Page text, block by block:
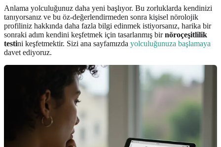
Anlama yolculuğunuz daha yeni başlıyor. Bu zorluklarda kendinizi
tanıyorsanız ve bu öz-değerlendirmeden sonra kişisel nörolojik
profiliniz hakkında daha fazla bilgi edinmek istiyorsanız, harika bir
sonraki adım kendini keşfetmek için tasarlanmış birnöroçeşitlilik
testini keşfetmektir. Sizi ana sayfamızda yolculuğunuza başlamaya
davet ediyoruz.